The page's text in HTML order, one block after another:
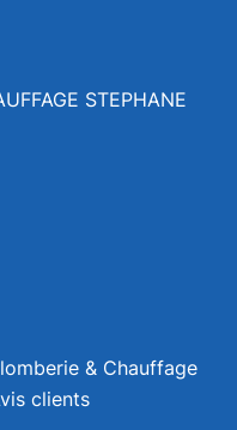
STEPHANE
& Chauffage
clients